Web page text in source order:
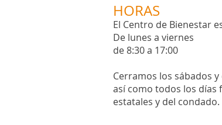
HORAS
El Centro de Bienestar
De lunes a viernes
de 8:30 a 17:00
Cerramos los sábados
así como todos los días
estatales y del condado.